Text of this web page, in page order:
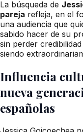
La búsqueda de
pareja refleja, en el
una audiencia que
sabido hacer de su
sin perder
siendo
Influencia
nueva
españolas